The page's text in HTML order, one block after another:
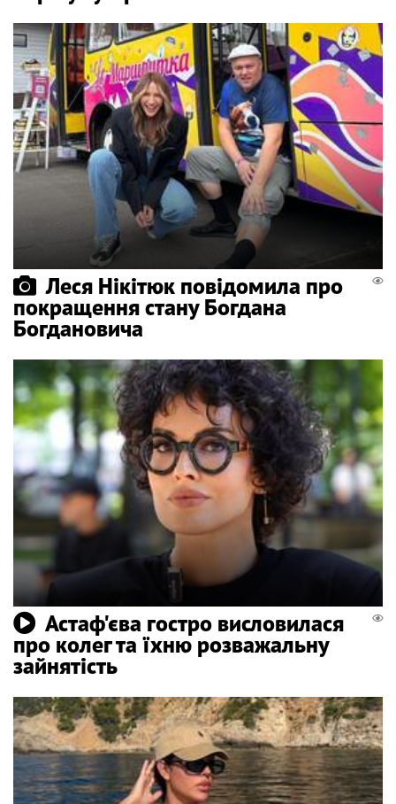
Леся Нікітюк повідомила про
покращення стану Богдана
Богдановича
Астаф'єва гостро висловилася
про колег та їхню розважальну
зайнятість